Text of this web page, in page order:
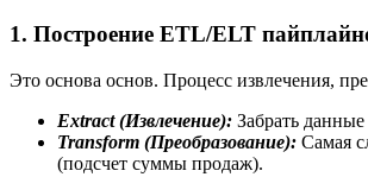
1. Построение ETL/ELT
Это основа основ. Процесс извлечения,
Extract (Извлечение): Забрать
Transform (Преобразование): Самая
(подсчет суммы продаж).